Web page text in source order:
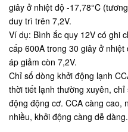
giây ở nhiệt độ -17,78°C
duy trì trên 7,2V.
Ví dụ: Bình ắc quy 12V có ghi
cấp 600A trong 30 giây ở
áp giảm còn 7,2V.
Chỉ số dòng khởi động lạnh
thời tiết lạnh thường xuyên,
động động cơ. CCA càng cao,
nhiều, khởi động càng dễ dàng.